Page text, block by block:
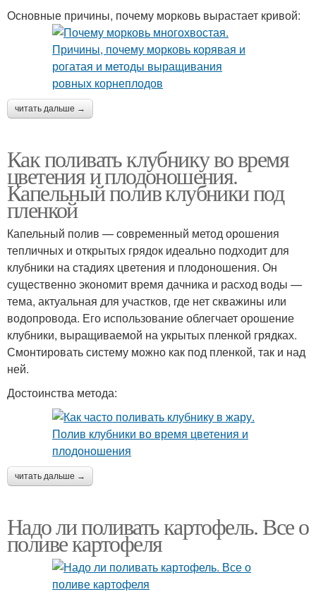
Основные причины, почему морковь вырастает кривой:
читать дальше →
Как поливать клубнику во время
цветения и плодоношения.
Капельный полив клубники под
пленкой
Капельный полив — современный метод орошения
тепличных и открытых грядок идеально подходит для
клубники на стадиях цветения и плодоношения. Он
существенно экономит время дачника и расход воды —
тема, актуальная для участков, где нет скважины или
водопровода. Его использование облегчает орошение
клубники, выращиваемой на укрытых пленкой грядках.
Смонтировать систему можно как под пленкой, так и над
ней.
Достоинства метода:
читать дальше →
Надо ли поливать картофель. Все о
поливе картофеля